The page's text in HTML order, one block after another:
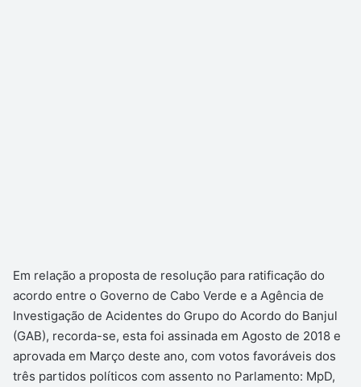
Em relação a proposta de resolução para ratificação do
acordo entre o Governo de Cabo Verde e a Agência de
Investigação de Acidentes do Grupo do Acordo do Banjul
(GAB), recorda-se, esta foi assinada em Agosto de 2018 e
aprovada em Março deste ano, com votos favoráveis dos
três partidos políticos com assento no Parlamento: MpD,